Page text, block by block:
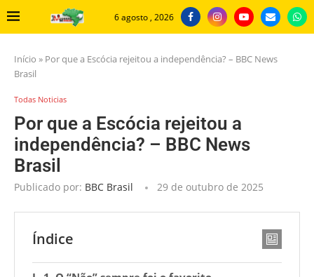
6 agosto , 2026
Início » Por que a Escócia rejeitou a independência? – BBC News
Brasil
Todas Noticias
Por que a Escócia rejeitou a
independência? – BBC News
Brasil
Publicado por: BBC Brasil 29 de outubro de 2025
Índice